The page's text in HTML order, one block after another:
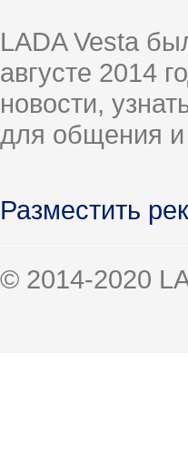
LADA Vesta
августе 2014
новости,
для общения
Разместить
© 2014-2020